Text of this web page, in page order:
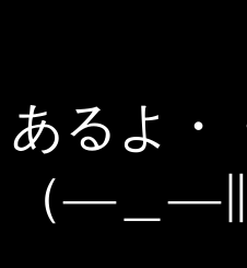
あるよ・
（―＿―∥